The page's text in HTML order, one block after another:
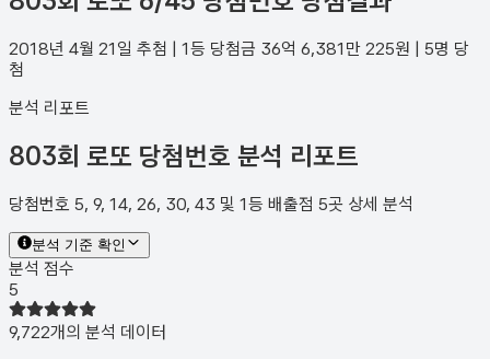
2018년 4월 21일 추첨 | 1등 당첨금 36억 6,381만 225원 | 5명 당
첨
분석 리포트
803회 로또 당첨번호 분석 리포트
당첨번호 5, 9, 14, 26, 30, 43 및 1등 배출점 5곳 상세 분석
분석 기준 확인
분석 점수
5
9,722개의 분석 데이터